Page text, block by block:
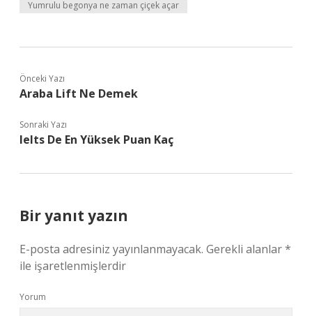
Yumrulu begonya ne zaman çiçek açar
Önceki Yazı
Araba Lift Ne Demek
Sonraki Yazı
Ielts De En Yüksek Puan Kaç
Bir yanıt yazın
E-posta adresiniz yayınlanmayacak. Gerekli alanlar*
ile işaretlenmişlerdir
Yorum